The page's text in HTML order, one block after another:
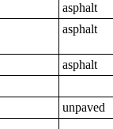
asphalt
asphalt
asphalt
unpaved